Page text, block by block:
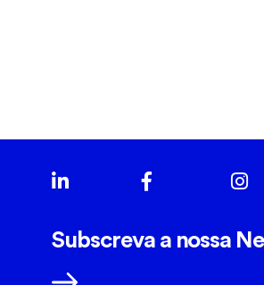
Subscreva a nossa